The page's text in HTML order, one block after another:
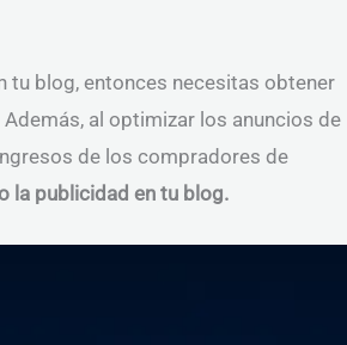
tu blog, entonces necesitas obtener
al optimizar los anuncios de
de los compradores de
la publicidad en tu blog.